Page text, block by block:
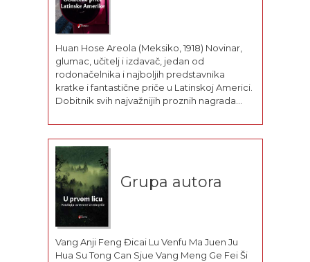
Huan Hose Areola (Meksiko, 1918) Novinar,
glumac, učitelj i izdavač, jedan od
rodonačelnika i najboljih predstavnika
kratke i fantastične priče u Latinskoj Americi.
Dobitnik svih najvažnijih proznih nagrada
za priču. Veoma je uticao na mlađe
generacije pripovedača svojim lapidarnim
ironičnim stilom. Najvažnije knjige: Varia
invencion (1949), La
feria (1963), Confabulario (1966), Estas
paginas...
Grupa autora
Vang Anji Feng Đicai Lu Venfu Ma Juen Ju
Hua Su Tong Can Sjue Vang Meng Ge Fei Ši